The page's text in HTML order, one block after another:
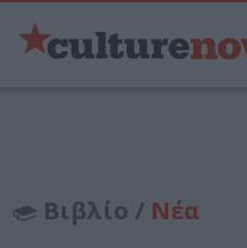
Βιβλίο / Νέα